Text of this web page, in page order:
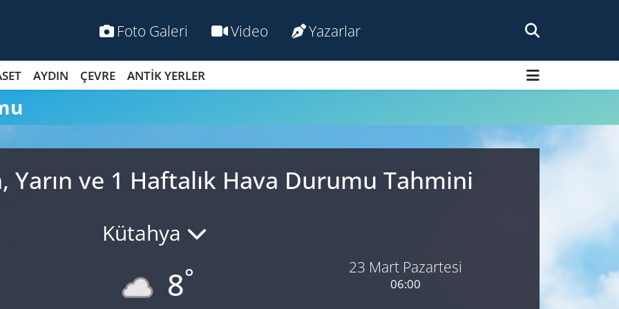
Foto Galeri Video Yazarlar
AYDIN ÇEVRE ANTİK YERLER
Yarın ve 1 Haftalık Hava Durumu Tahmini
Kütahya
8° 23 Mart Pazartesi
06:00